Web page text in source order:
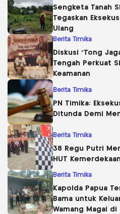
Sengketa Tanah
Tegaskan
Ulang
Berita Timika
Diskusi “Tong
Tengah Perkuat
Keamanan
Berita Timika
PN Timika:
Ditunda Demi
Berita Timika
38 Regu Putri
HUT
Berita Timika
Kapolda Papua
Bama untuk
Wamang Magai di